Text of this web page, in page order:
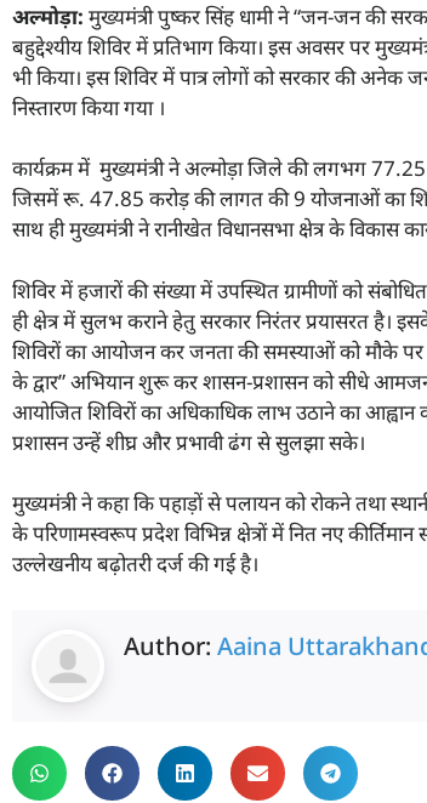
अल्मोड़ा: मुख्यमंत्री पुष्कर सिंह धामी ने “जन-जन की
बहुद्देश्यीय शिविर में प्रतिभाग किया। इस अवसर पर
भी किया। इस शिविर में पात्र लोगों को सरकार की
निस्तारण किया गया ।
कार्यक्रम में मुख्यमंत्री ने अल्मोड़ा जिले की लगभग
जिसमें रू. 47.85 करोड़ की लागत की 9 योजनाओं का
साथ ही मुख्यमंत्री ने रानीखेत विधानसभा क्षेत्र के विकास
शिविर में हजारों की संख्या में उपस्थित ग्रामीणों को
ही क्षेत्र में सुलभ कराने हेतु सरकार निरंतर प्रयासरत
शिविरों का आयोजन कर जनता की समस्याओं को मौके पर
के द्वार” अभियान शुरू कर शासन-प्रशासन को सीधे
आयोजित शिविरों का अधिकाधिक लाभ उठाने का
प्रशासन उन्हें शीघ्र और प्रभावी ढंग से सुलझा सके।
मुख्यमंत्री ने कहा कि पहाड़ों से पलायन को रोकने तथा
के परिणामस्वरूप प्रदेश विभिन्न क्षेत्रों में नित नए
उल्लेखनीय बढ़ोतरी दर्ज की गई है।
Author: Aaina